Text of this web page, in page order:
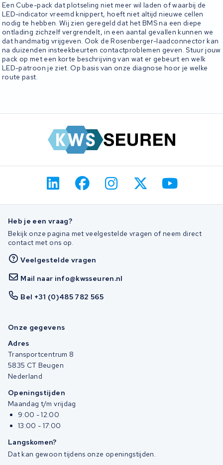
Een Cube-pack dat plotseling niet meer wil laden of waarbij de
LED-indicator vreemd knippert, hoeft niet altijd nieuwe cellen
nodig te hebben. Wij zien geregeld dat het BMS na een diepe
ontlading zichzelf vergrendelt, in een aantal gevallen kunnen we
dat handmatig vrijgeven. Ook de Rosenberger-laadconnector kan
na duizenden insteekbeurten contactproblemen geven. Stuur jouw
pack op met een korte beschrijving van wat er gebeurt en welk
LED-patroon je ziet. Op basis van onze diagnose hoor je welke
route past.
Heb je een vraag?
Bekijk onze pagina met veelgestelde vragen of neem direct
contact met ons op.
Veelgestelde vragen
Mail naar info@kwsseuren.nl
Bel +31 (0)485 782 565
Onze gegevens
Adres
Transportcentrum 8
5835 CT Beugen
Nederland
Openingstijden
Maandag t/m vrijdag
9:00 - 12:00
13:00 - 17:00
Langskomen?
Dat kan gewoon tijdens onze openingstijden.